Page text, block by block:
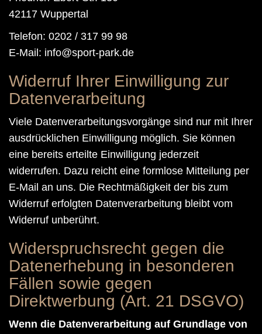
42117 Wuppertal
Telefon: 0202 / 317 99 98
E-Mail:
Widerruf Ihrer Einwilligung zur
Datenverarbeitung
Viele Datenverarbeitungsvorgänge sind nur mit Ihrer
ausdrücklichen Einwilligung möglich. Sie können
eine bereits erteilte Einwilligung jederzeit
widerrufen. Dazu reicht eine formlose Mitteilung per
E-Mail an uns. Die Rechtmäßigkeit der bis zum
Widerruf erfolgten Datenverarbeitung bleibt vom
Widerruf unberührt.
Widerspruchsrecht gegen die
Datenerhebung in besonderen
Fällen sowie gegen
Direktwerbung (Art. 21 DSGVO)
Wenn die Datenverarbeitung auf Grundlage von